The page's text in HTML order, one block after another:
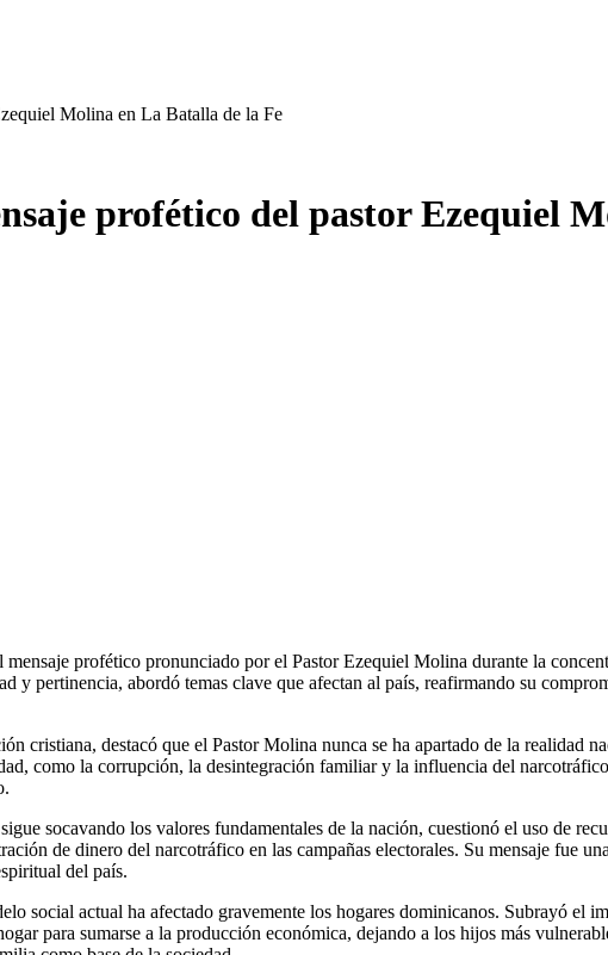
Molina en La Batalla de la Fe
profético del pastor Ezequiel
profético pronunciado por el Pastor Ezequiel Molina durante la
y pertinencia, abordó temas clave que afectan al país, reafirmando su
cristiana, destacó que el Pastor Molina nunca se ha apartado de la realidad
como la corrupción, la desintegración familiar y la influencia del
socavando los valores fundamentales de la nación, cuestionó el uso de
de dinero del narcotráfico en las campañas electorales. Su mensaje fue
del país.
social actual ha afectado gravemente los hogares dominicanos. Subrayó el
para sumarse a la producción económica, dejando a los hijos más